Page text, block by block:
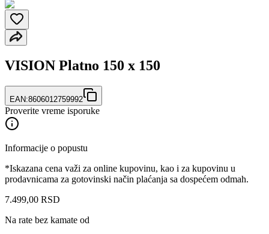
VISION Platno 150 x 150
EAN:8606012759992
Proverite vreme isporuke
Informacije o popustu
*Iskazana cena važi za online kupovinu, kao i za kupovinu u
prodavnicama za gotovinski način plaćanja sa dospećem odmah.
7.499,00 RSD
Na rate bez kamate od